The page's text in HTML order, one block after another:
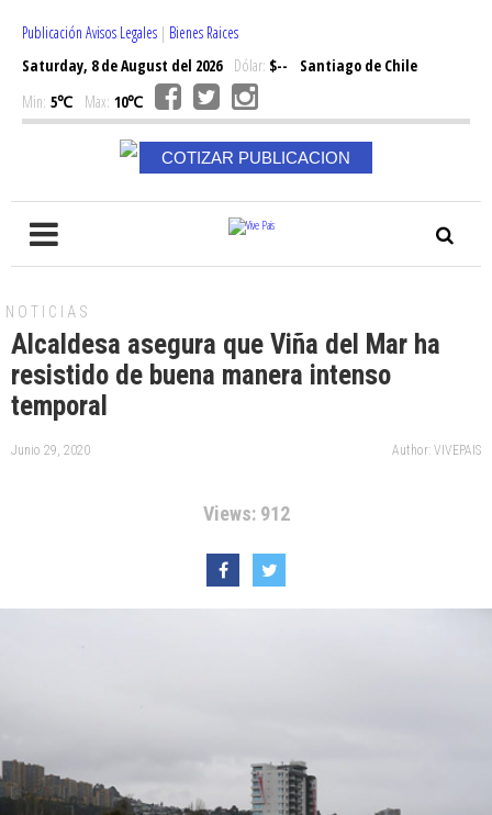
Publicación Avisos Legales | Bienes Raices
Saturday, 8 de August del 2026Dólar: $--
Santiago de Chile
Min: 5℃ Max: 10℃
COTIZAR PUBLICACION
NOTICIAS
Alcaldesa asegura que Viña del Mar ha
resistido de buena manera intenso
temporal
Junio 29, 2020 Author: VIVEPAIS
Views: 912